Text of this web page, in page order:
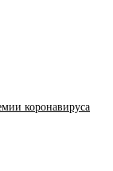
коронавируса